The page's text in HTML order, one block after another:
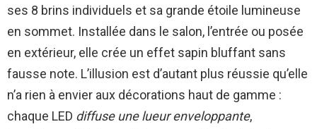
ses 8 brins individuels et sa grande étoile lumineuse
en sommet. Installée dans le salon, l’entrée ou posée
en extérieur, elle crée un effet sapin bluffant sans
fausse note. L’illusion est d’autant plus réussie qu’elle
n’a rien à envier aux décorations haut de gamme :
chaque LED diffuse une lueur enveloppante,